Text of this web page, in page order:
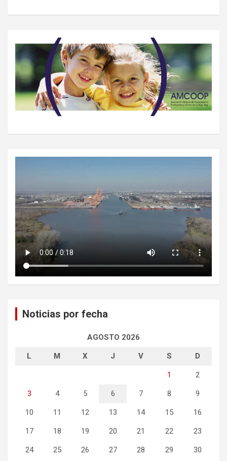
Noticias por fecha
AGOSTO 2026
L M X J V S D
1 2
3 4 5 6 7 8 9
10 11 12 13 14 15 16
17 18 19 20 21 22 23
24 25 26 27 28 29 30